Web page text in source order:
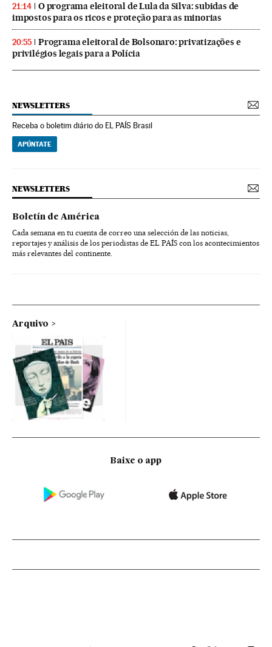
21:14
O programa eleitoral de Lula da Silva: subidas de
impostos para os ricos e proteção para as minorias
20:55
Programa eleitoral de Bolsonaro: privatizações e
privilégios legais para a Polícia
NEWSLETTERS
Receba o boletim diário do EL PAÍS Brasil
APÚNTATE
NEWSLETTERS
Boletín de América
Cada semana en tu cuenta de correo una selección de las noticias,
reportajes y análisis de los periodistas de EL PAÍS con los acontecimientos
más relevantes del continente.
Arquivo
Baixe o app